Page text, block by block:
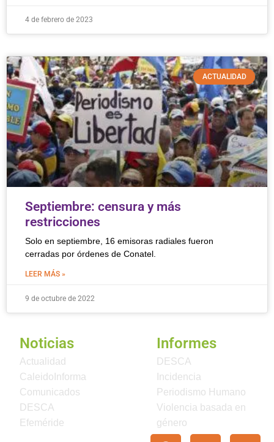
4 de febrero de 2023
ACTUALIDAD
Septiembre: censura y más
restricciones
Solo en septiembre, 16 emisoras radiales fueron
cerradas por órdenes de Conatel.
LEER MÁS »
9 de octubre de 2022
Noticias
Actualidad
CaleidoInforma
Comunicados
DESCA
Efeméride
Informes
DESCA
Incidencia
Periodismo Humano
Violencia basada en
género